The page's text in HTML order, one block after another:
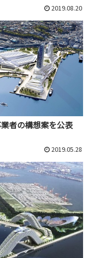
2019.08.20
者の構想案を公表
2019.05.28